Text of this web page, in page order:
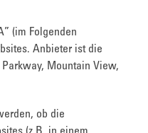
(im Folgenden
Anbieter ist die
Mountain View,
ob die